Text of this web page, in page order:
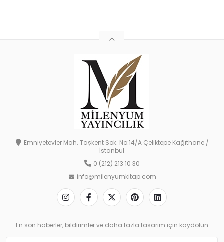
Emniyetevler Mah. Taşkent Sok. No:14/A Çeliktepe Kağıthane /
İstanbul
0 (212) 213 10 30
info@milenyumkitap.com
En son haberler, bildirimler ve daha fazla tasarım için kaydolun